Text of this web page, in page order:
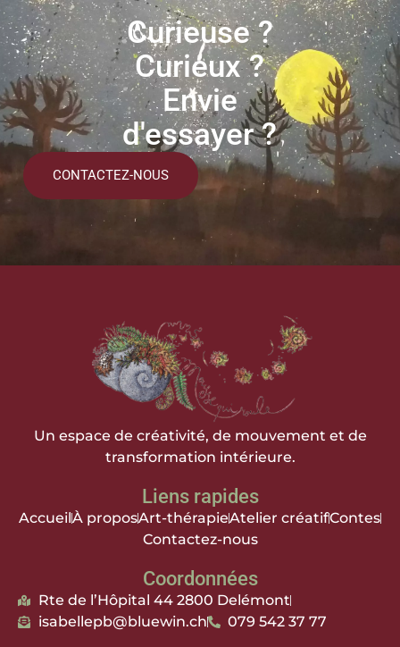
Curieuse ?
Curieux ?
Envie
d'essayer ?
CONTACTEZ-NOUS
Un espace de créativité, de mouvement et de
transformation intérieure.
Liens rapides
AccueilÀ proposArt-thérapieAtelier créatifContes
Contactez-nous
Coordonnées
Rte de l’Hôpital 44 2800 Delémont
isabellepb@bluewin.ch
079 542 37 77